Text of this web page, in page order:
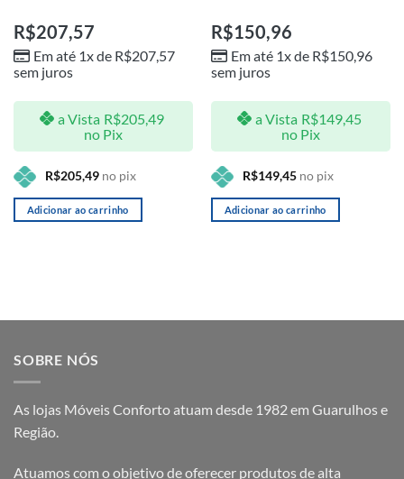
R$207,57
Em até 1x de R$207,57
sem juros
a Vista R$205,49
no Pix
R$205,49no pix
Adicionar ao carrinho
R$150,96
Em até 1x de R$150,96
sem juros
a Vista R$149,45
no Pix
R$149,45no pix
Adicionar ao carrinho
SOBRE NÓS
As lojas Móveis Conforto atuam desde 1982 em Guarulhos e
Região.
Atuamos com o objetivo de oferecer produtos de alta